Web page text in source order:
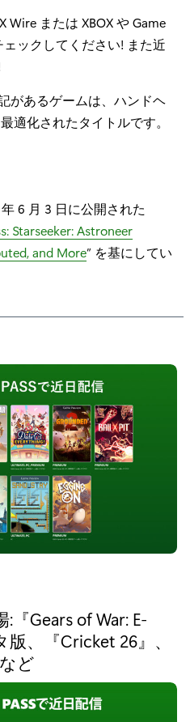
Wire または XBOX や Game
ェックしてください! また近
があるゲームは、ハンドヘ
適化されたタイトルです。
6 月 3 日に公開された
Starseeker: Astroneer
and More” を基にしてい
『Gears of War: E-
、『Cricket 26』、
ど